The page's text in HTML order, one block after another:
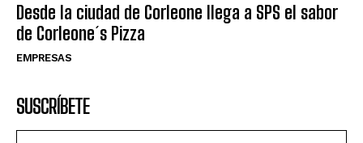
Desde la ciudad de Corleone llega a SPS el sabor
de Corleone´s Pizza
EMPRESAS
SUSCRÍBETE